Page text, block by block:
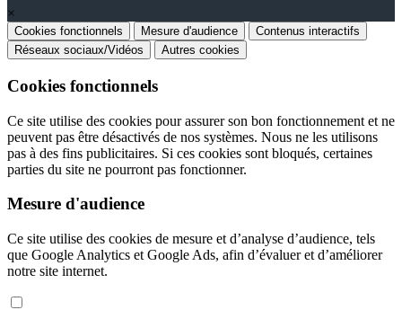
×
Cookies fonctionnels Mesure d'audience
Contenus interactifs
Réseaux sociaux/Vidéos
Autres cookies
Cookies fonctionnels
Ce site utilise des cookies pour assurer son bon fonctionnement et ne
peuvent pas être désactivés de nos systèmes. Nous ne les utilisons
pas à des fins publicitaires. Si ces cookies sont bloqués, certaines
parties du site ne pourront pas fonctionner.
Mesure d'audience
Ce site utilise des cookies de mesure et d’analyse d’audience, tels
que Google Analytics et Google Ads, afin d’évaluer et d’améliorer
notre site internet.